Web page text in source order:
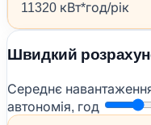
11320 кВт*год/рік
Швидкий
Середнє
автономія, год